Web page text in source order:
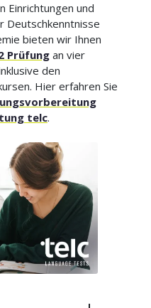
Einrichtungen und
Deutschkenntnisse
bieten wir Ihnen
Prüfung an vier
den
Hier erfahren Sie
telc.